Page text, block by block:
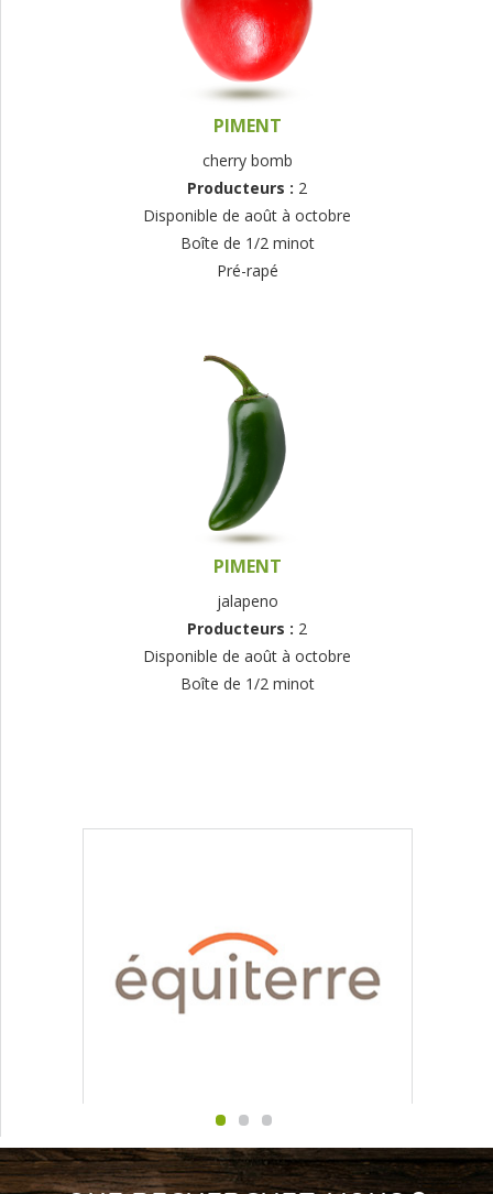
PIMENT
cherry bomb
Producteurs : 2
Disponible de août à octobre
Boîte de 1/2 minot
Pré-rapé
PIMENT
jalapeno
Producteurs : 2
Disponible de août à octobre
Boîte de 1/2 minot